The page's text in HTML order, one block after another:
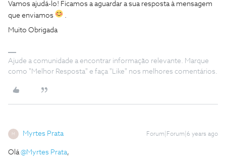
Vamos ajudá-lo! Ficamos a aguardar a sua resposta à mensagem
que enviamos
.
Muito Obrigada
Ajude a comunidade a encontrar informação relevante. Marque
como "Melhor Resposta" e faça "Like" nos melhores comentários.
M Myrtes Prata Forum|Forum|6 years ago
Olá@Myrtes Prata,